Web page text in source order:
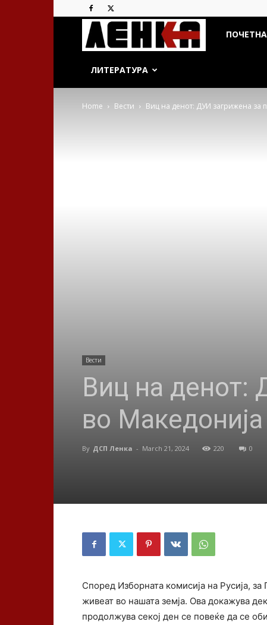
ДСП
ПОЧЕТНА
ЛИТЕРАТУРА
Home Вести Виц на денот: ДУИ загрижена за
Вести
Виц на денот:
во Македонија
By ДСП Ленка - March 21, 2024 220 0
Според Изборната комисија на Русија,
живеат во нашата земја. Ова докажува
продолжува секој ден се повеќе да се